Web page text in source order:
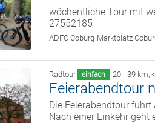
wöchentliche Tour mit
27552185
ADFC Coburg Marktplatz
Radtour einfach 20 - 39 km,
Feierabendtour
Die Feierabendtour
Nach einer Einkehr geht